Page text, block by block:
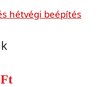
hétvégi beépítés